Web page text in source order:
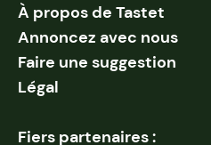
À propos de Tastet
Annoncez avec nous
Faire une suggestion
Légal
Fiers partenaires :